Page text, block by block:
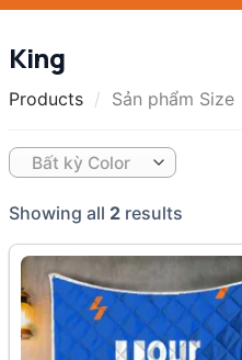
King
Products / Sản phẩm Size
Bất kỳ Color
Showing all 2 results